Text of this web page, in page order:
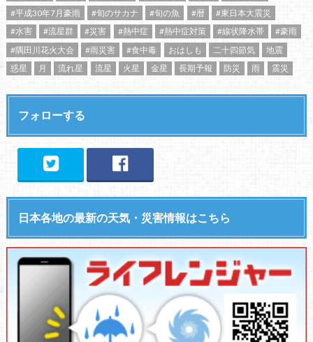
#平成30年7月豪雨
#旬のサカナ #旬の魚 #暦
#東日本大震災
#水害
#流星群 #災害 #熱中症 #熱中症対策 #線状降水帯
#豪雨
#隅田川花火大会
#雨災害 #食中毒 おはしも 二十四節気
地震
惑星
月 流れ星 流星 火星 金星 長期予報 防災 雨 震災
フォローする
日本各地の最新の天気・災害情報はこちら